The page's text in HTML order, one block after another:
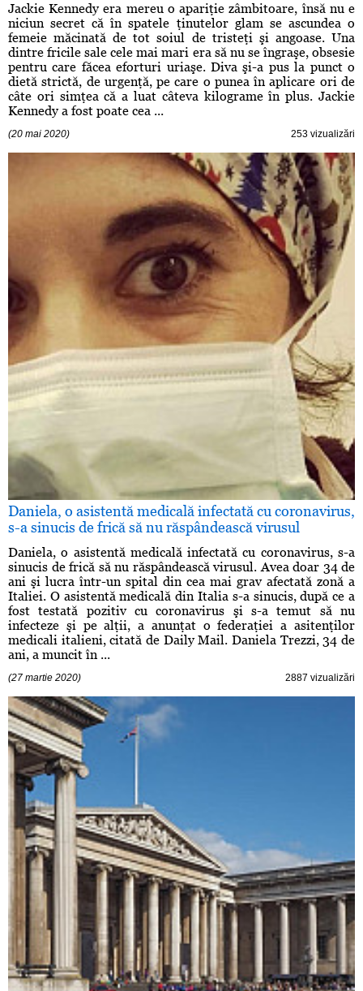
Jackie Kennedy era mereu o apariţie zâmbitoare, însă nu e
niciun secret că în spatele ţinutelor glam se ascundea o
femeie măcinată de tot soiul de tristeţi şi angoase. Una
dintre fricile sale cele mai mari era să nu se îngraşe, obsesie
pentru care făcea eforturi uriaşe. Diva şi-a pus la punct o
dietă strictă, de urgenţă, pe care o punea în aplicare ori de
câte ori simţea că a luat câteva kilograme în plus. Jackie
Kennedy a fost poate cea ...
(20 mai 2020) 253 vizualizări
Daniela, o asistentă medicală infectată cu coronavirus,
s-a sinucis de frică să nu răspândească virusul
Daniela, o asistentă medicală infectată cu coronavirus, s-a
sinucis de frică să nu răspândească virusul. Avea doar 34 de
ani şi lucra într-un spital din cea mai grav afectată zonă a
Italiei. O asistentă medicală din Italia s-a sinucis, după ce a
fost testată pozitiv cu coronavirus şi s-a temut să nu
infecteze şi pe alţii, a anunţat o federaţiei a asitenţilor
medicali italieni, citată de Daily Mail. Daniela Trezzi, 34 de
ani, a muncit în ...
(27 martie 2020) 2887 vizualizări